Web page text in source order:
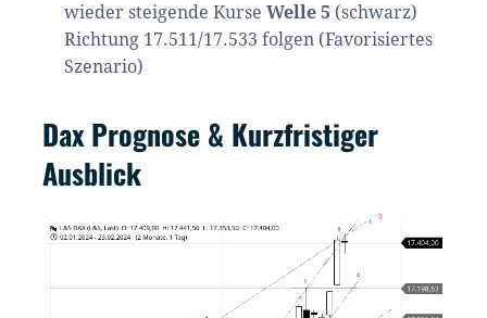
wieder steigende Kurse Welle 5 (schwarz)
Richtung 17.511/17.533 folgen (Favorisiertes
Szenario)
Dax Prognose & Kurzfristiger
Ausblick